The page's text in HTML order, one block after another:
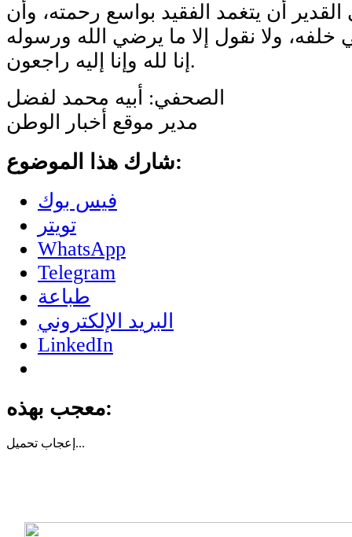
القدير أن يتغمد الفقيد بواسع رحمته، وأن
إنا لله وإنا إليه راجعون.
الصحفي: أبيه محمد لفضل
مدير موقع أخبار الوطن
شارك هذا الموضوع:
فيس بوك
تويتر
WhatsApp
Telegram
طباعة
البريد الإلكتروني
LinkedIn
معجب بهذه:
إعجاب تحميل...